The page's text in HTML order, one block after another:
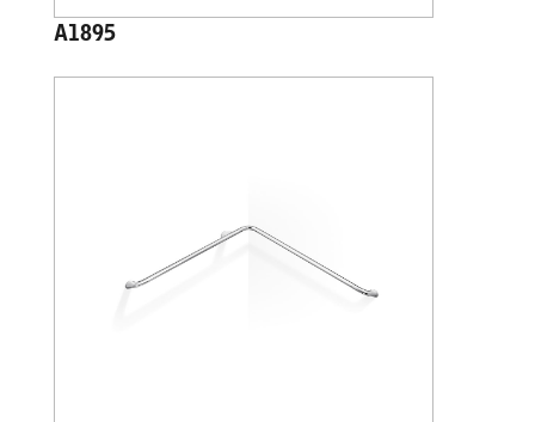
A1895